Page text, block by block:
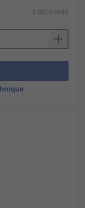
3,902 €/unité